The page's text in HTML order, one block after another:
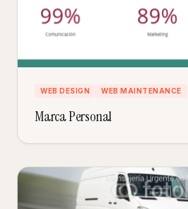
WEB DESIGN WEB MAINTENANCE
Marca Personal